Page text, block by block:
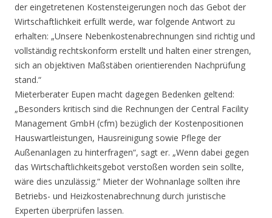
der eingetretenen Kostensteigerungen noch das Gebot der
Wirtschaftlichkeit erfüllt werde, war folgende Antwort zu
erhalten: „Unsere Nebenkostenabrechnungen sind richtig und
vollständig rechtskonform erstellt und halten einer strengen,
sich an objektiven Maßstäben orientierenden Nachprüfung
stand.“
Mieterberater Eupen macht dagegen Bedenken geltend:
„Besonders kritisch sind die Rechnungen der Central Facility
Management GmbH (cfm) bezüglich der Kostenpositionen
Hauswartleistungen, Hausreinigung sowie Pflege der
Außenanlagen zu hinterfragen“, sagt er. „Wenn dabei gegen
das Wirtschaftlichkeitsgebot verstoßen worden sein sollte,
wäre dies unzulässig.“ Mieter der Wohnanlage sollten ihre
Betriebs- und Heizkostenabrechnung durch juristische
Experten überprüfen lassen.